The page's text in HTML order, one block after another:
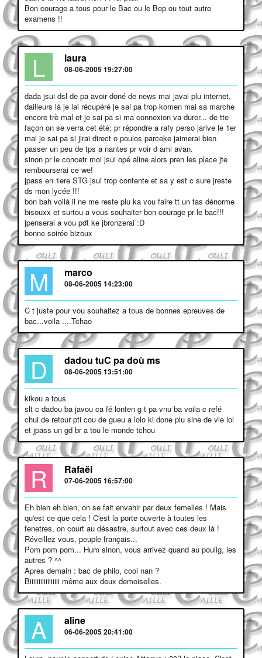
Bon courage a tous pour le Bac ou le Bep ou tout autre
examens !!
L laura
08-06-2005 19:27:00
dada jsui dsl de pa avoir doné de news mai javai plu internet,
dailleurs là je lai récupéré je sai pa trop komen mai sa marche
encore trè mal et je sai pa si ma connexion va durer... de tte
façon on se verra cet été; pr répondre a rafy perso jarive le 1er
mai je sai pa si jirai direct o poulos parceke jaimerai bien
passer un peu de tps a nantes pr voir d ami avan.
sinon pr le concetr moi jsui opé aline alors pren les place jte
rembourserai ce we!
jpass en 1ere STG jsui trop contente et sa y est c sure jreste
ds mon lycée !!!
bon bah voilà il ne me reste plu ka vou faire tt un tas dénorme
bisouxx et surtou a vous souhaiter bon courage pr le bac!!!
jpenserai a vou pdt ke jbronzerai :D
bonne soirée bizoux
M marco
08-06-2005 14:23:00
C t juste pour vou souhaitez a tous de bonnes epreuves de
bac...voila ....Tchao
D dadou tuC pa doù ms
08-06-2005 13:51:00
kikou a tous
slt c dadou ba javou ca fé lonten g t pa vnu ba voila c refé
chui de retour pti cou de gueu a lolo ki done plu sine de vie lol
et jpass un gd br a tou le monde tchou
R Rafaël
07-06-2005 16:57:00
Eh bien eh bien, on se fait envahir par deux femelles ! Mais
qu'est ce que cela ! C'est la porte ouverte à toutes les
fenetres, on court au désastre, surtout avec ces deux là !
Réveillez vous, peuple français...
Pom pom pom... Hum sinon, vous arrivez quand au poulig, les
autres ? ^^
Apres demain : bac de philo, cool nan ?
Biiiiiiiiiiiiiiiii même aux deux demoiselles.
A aline
06-06-2005 20:41:00